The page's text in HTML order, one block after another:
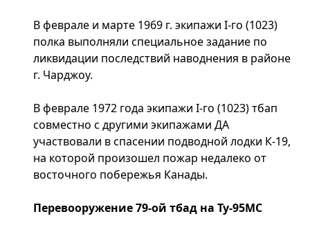
В феврале и марте 1969 г. экипажи I-го (1023)
полка выполняли специальное задание по
ликвидации последствий наводнения в районе
г. Чарджоу.
В феврале 1972 года экипажи I-го (1023) тбап
совместно с другими экипажами ДА
участвовали в спасении подводной лодки К-19,
на которой произошел пожар недалеко от
восточного побережья Канады.
Перевооружение 79-ой тбад на Ту-95МС